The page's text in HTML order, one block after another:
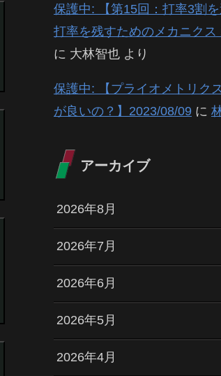
保護中: 【第15回：打率3割を
打率を残すためのメカニクス
に 大林智也 より
保護中: 【プライオメトリク
が良いの？】2023/08/09 に
アーカイブ
2026年8月
2026年7月
2026年6月
2026年5月
2026年4月